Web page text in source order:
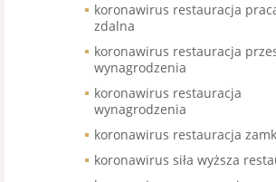
koronawirus restauracja
zdalna
koronawirus restauracja
wynagrodzenia
koronawirus restauracja
wynagrodzenia
koronawirus restauracja
koronawirus siła wyższa